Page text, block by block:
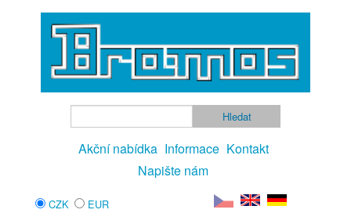
Akční nabídka Informace Kontakt
Napište nám
CZK EUR